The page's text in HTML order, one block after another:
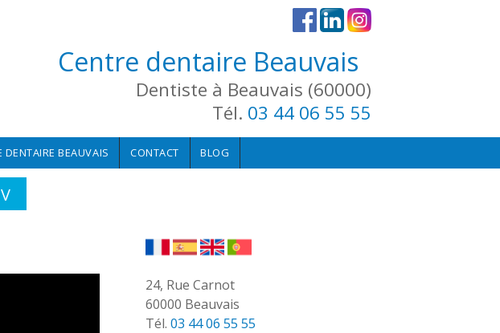
Centre dentaire Beauvais
Dentiste à Beauvais (60000)
Tél. 03 44 06 55 55
DENTAIRE BEAUVAIS CONTACT BLOG
24, Rue Carnot
60000 Beauvais
Tél. 03 44 06 55 55